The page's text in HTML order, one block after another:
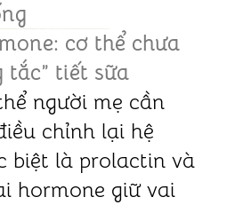
cơ thể chưa
tắc” tiết sữa
người mẹ cần
chỉnh lại hệ
biệt là prolactin và
hormone giữ vai